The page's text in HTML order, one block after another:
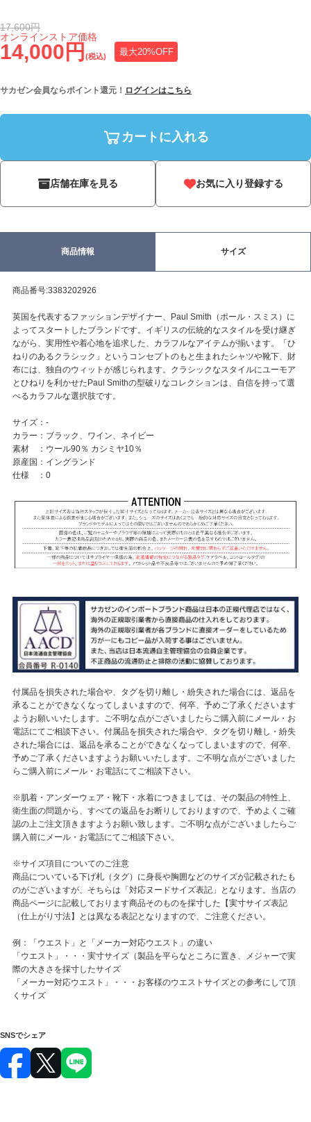
14,000円 (税込) 最大20%OFF
オンラインストア価格
17,600円
サカゼン会員ならポイント還元！ ログインはこちら
カートに入れる
店舗在庫を見る お気に入り登録する
商品情報 サイズ
商品番号:3383202926
英国を代表するファッションデザイナー、Paul Smith（ポール・スミス）に
よってスタートしたブランドです。イギリスの伝統的なスタイルを受け継ぎ
ながら、実用性や着心地を追求した、カラフルなアイテムが揃います。「ひ
ねりのあるクラシック」というコンセプトのもと生まれたシャツや靴下、財
布には、独自のウィットが感じられます。クラシックなスタイルにユーモア
とひねりを利かせたPaul Smithの型破りなコレクションは、自信を持って選
べるカラフルな選択肢です。
サイズ：-
カラー：ブラック、ワイン、ネイビー
素材 ：ウール90％ カシミヤ10％
原産国：イングランド
仕様 ：0
付属品を損失された場合や、タグを切り離し・紛失された場合には、返品を
承ることができなくなってしまいますので、何卒、予めご了承くださいます
ようお願いいたします。ご不明な点がございましたらご購入前にメール・お
電話にてご相談下さい。付属品を損失された場合や、タグを切り離し・紛失
された場合には、返品を承ることができなくなってしまいますので、何卒、
予めご了承くださいますようお願いいたします。ご不明な点がございました
らご購入前にメール・お電話にてご相談下さい。
※肌着・アンダーウェア・靴下・水着につきましては、その製品の特性上、
衛生面の問題から、すべての返品をお断りしておりますので、予めよくご確
認の上ご注文頂きますようお願い致します。ご不明な点がございましたらご
購入前にメール・お電話にてご相談下さい。
※サイズ項目についてのご注意
商品についている下げ札（タグ）に身長や胸囲などのサイズが記載されたも
のがございますが、そちらは「対応ヌードサイズ表記」となります。当店の
商品ページに記載しております商品そのものを採寸した【実寸サイズ表記
（仕上がり寸法】とは異なる表記となりますので、ご注意ください。
例：「ウエスト」と「メーカー対応ウエスト」の違い
「ウエスト」・・・実寸サイズ（製品を平らなところに置き、メジャーで実
際の大きさを採寸したサイズ
「メーカー対応ウエスト」・・・お客様のウエストサイズとの参考にして頂
くサイズ
SNSでシェア